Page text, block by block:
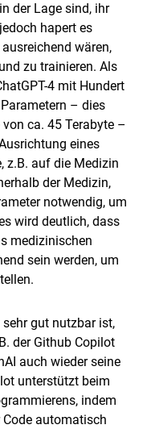
der Lage sind, ihr
hapert es
wären,
zu trainieren. Als
4 mit Hundert
– dies
ca. 45 Terabyte –
eines
z.B. auf die Medizin
der Medizin,
notwendig, um
wird deutlich, dass
medizinischen
sein werden, um
gut nutzbar ist,
der Github Copilot
auch wieder seine
unterstützt beim
indem
automatisch